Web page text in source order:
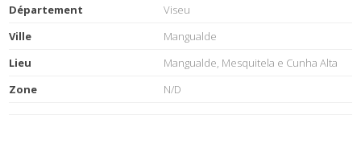
Département
Viseu
Ville
Mangualde
Lieu
Mangualde, Mesquitela e Cunha Alta
Zone
N/D